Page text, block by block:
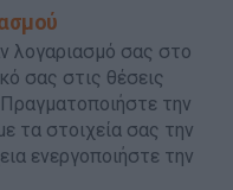
λογαριασμό σας στο
σας στις θέσεις
την
τα στοιχεία σας την
ενεργοποιήστε την